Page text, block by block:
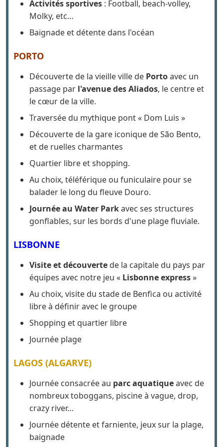
qui vous enseigneront les bases de ce sport
Molky, etc…
Baignade et détente dans l'océan
PORTO
Découverte de la vieille ville dePorto avec un
passage par
le cœur de la ville.
Découverte de la gare iconique de São Bento,
et de ruelles charmantes
Quartier libre et shopping.
Au choix, téléférique ou funiculaire pour se
Journée au Water Park
gonflables, sur les bords d'une plage fluviale.
LISBONNE
Visite et découverte de la capitale du pays par
Au choix, visite du stade de Benfica ou activité
libre à définir avec le groupe
Shopping et quartier libre
Journée plage
LAGOS (ALGARVE)
Journée consacrée auparc aquatiqueavec de
nombreux toboggans, piscine à vague, drop,